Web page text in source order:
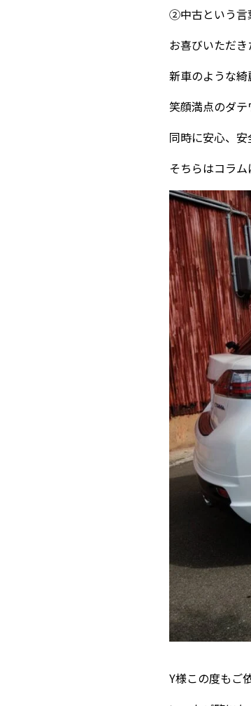
②中古という言
お喜びいただき
新車のような綺
笑顔満点のダ
同時に安心、
そちらはコラム
Y様この度もご